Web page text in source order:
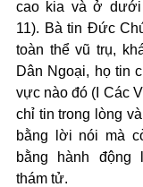
cao kia và ở dưới
11). Bà tin Đức
toàn thể vũ trụ,
Dân Ngoại, họ tin
vực nào đó (I Các
chỉ tin trong lòng
bằng lời nói mà
bằng hành động
thám tử.